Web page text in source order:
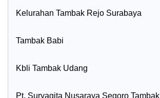
Kelurahan Tambak Rejo Surabaya
Tambak Babi
Kbli Tambak Udang
Pt. Suryagita Nusaraya Segoro Tambak